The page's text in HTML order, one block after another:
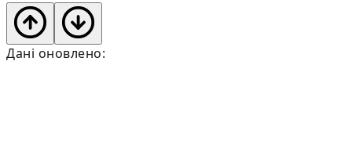
Дані оновлено: